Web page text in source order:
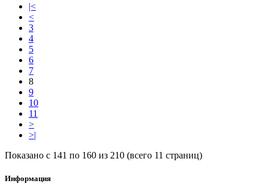
|<
<
3
4
5
6
7
8
9
10
11
>
>|
Показано с 141 по 160 из 210 (всего 11 страниц)
Информация